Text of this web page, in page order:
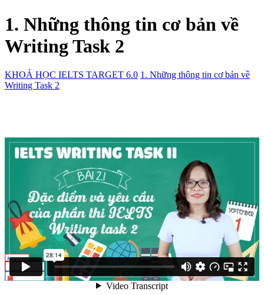
1. Những thông tin cơ bản về
Writing Task 2
KHOÁ HỌC IELTS TARGET 6.0 1. Những thông tin cơ bản về
Writing Task 2